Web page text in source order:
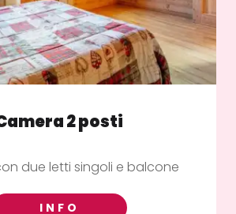
2 posti
due letti singoli e balcone
INFO